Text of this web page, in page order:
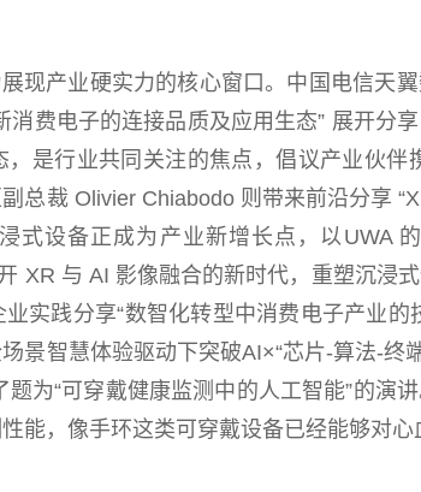
现产业硬实力的核心窗口。中国电信天
消费电子的连接品质及应用生态” 展开分
是行业共同关注的焦点，倡议产业伙伴
总裁 Olivier Chiabodo 则带来前沿分享
式设备正成为产业新增⻓点，以UWA
XR 与 AI 影像融合的新时代，重塑沉浸
实践分享“数智化转型中消费电子产业的
景智慧体验驱动下突破AI×“芯片-算法-终
为“可穿戴健康监测中的人工智能”的演
能，像手环这类可穿戴设备已经能够对